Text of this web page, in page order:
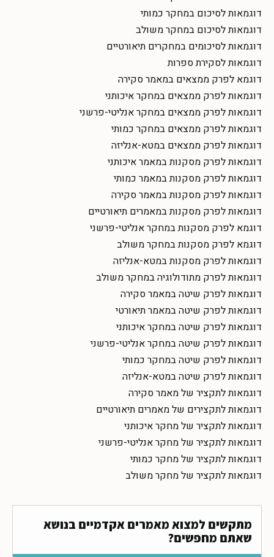
דוגמאות לסיכום במחקר כמותי
דוגמאות לסיכום במחקר משולב
דוגמאות לסיכומים במחקרים תיאורטיים
דוגמאות לסקירת ספרות
דוגמא לפרק ממצאים במאמר סקירה
דוגמאות לפרק ממצאים במחקר איכותני
דוגמאות לפרק ממצאים במחקר אנליטי-פרשני
דוגמאות לפרק ממצאים במחקר כמותי
דוגמאות לפרק ממצאים במטא-אנליזה
דוגמאות לפרק מסקנות במאמר איכותני
דוגמאות לפרק מסקנות במאמר כמותי
דוגמאות לפרק מסקנות במאמר סקירה
דוגמאות לפרק מסקנות במאמרים תיאורטיים
דוגמא לפרק מסקנות במחקר אנליטי-פרשני
דוגמא לפרק מסקנות במחקר משולב
דוגמאות לפרק מסקנות במטא-אנליזה
דוגמאות לפרק מתודולוגיה במחקר משולב
דוגמאות לפרק שיטה במאמר סקירה
דוגמאות לפרק שיטה במאמר תיאורטי
דוגמאות לפרק שיטה במחקר איכותני
דוגמאות לפרק שיטה במחקר אנליטי-פרשני
דוגמאות לפרק שיטה במחקר כמותי
דוגמאות לפרק שיטה במטא-אנליזה
דוגמאות לתקציר של מאמר סקירה
דוגמאות לתקצירים של מאמרים תיאורטיים
דוגמאות לתקציר של מחקר איכותני
דוגמאות לתקציר של מחקר אנליטי-פרשני
דוגמאות לתקציר של מחקר כמותי
דוגמאות לתקציר של מחקר משולב
מתקשים למצוא מאמרים אקדמיים בנושא
שאתם מחפשים?